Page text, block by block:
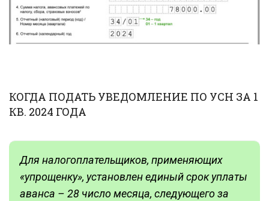
КОГДА ПОДАТЬ УВЕДОМЛЕНИЕ ПО УСН ЗА 1
КВ. 2024 ГОДА
Для налогоплательщиков, применяющих
«упрощенку», установлен единый срок уплаты
аванса – 28 число месяца, следующего за